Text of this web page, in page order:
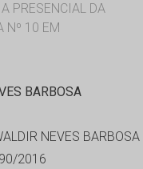
PRESENCIAL DA
Nº 10 EM
BARBOSA
NEVES BARBOSA
2016